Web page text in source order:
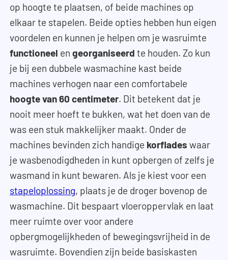
op hoogte te plaatsen, of beide machines op
elkaar te stapelen. Beide opties hebben hun eigen
voordelen en kunnen je helpen om je wasruimte
functioneel engeorganiseerdte houden. Zo kun
je bij een dubbele wasmachine kast beide
machines verhogen naar een comfortabele
hoogte van 60 centimeter. Dit betekent dat je
nooit meer hoeft te bukken, wat het doen van de
was een stuk makkelijker maakt. Onder de
machines bevinden zich handige korfladeswaar
je wasbenodigdheden in kunt opbergen of zelfs je
wasmand in kunt bewaren. Als je kiest voor een
stapeloplossing, plaats je de droger bovenop de
wasmachine. Dit bespaart vloeroppervlak en laat
meer ruimte over voor andere
opbergmogelijkheden of bewegingsvrijheid in de
wasruimte. Bovendien zijn beide basiskasten